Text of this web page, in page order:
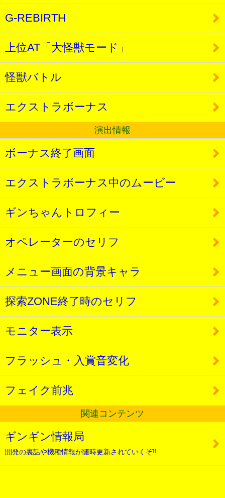
G-REBIRTH
上位AT「大怪獣モード」
怪獣バトル
エクストラボーナス
演出情報
ボーナス終了画面
エクストラボーナス中のムービー
ギンちゃんトロフィー
オペレーターのセリフ
メニュー画面の背景キャラ
探索ZONE終了時のセリフ
モニター表示
フラッシュ・入賞音変化
フェイク前兆
関連コンテンツ
ギンギン情報局
開発の裏話や機種情報が随時更新されていくぞ!!